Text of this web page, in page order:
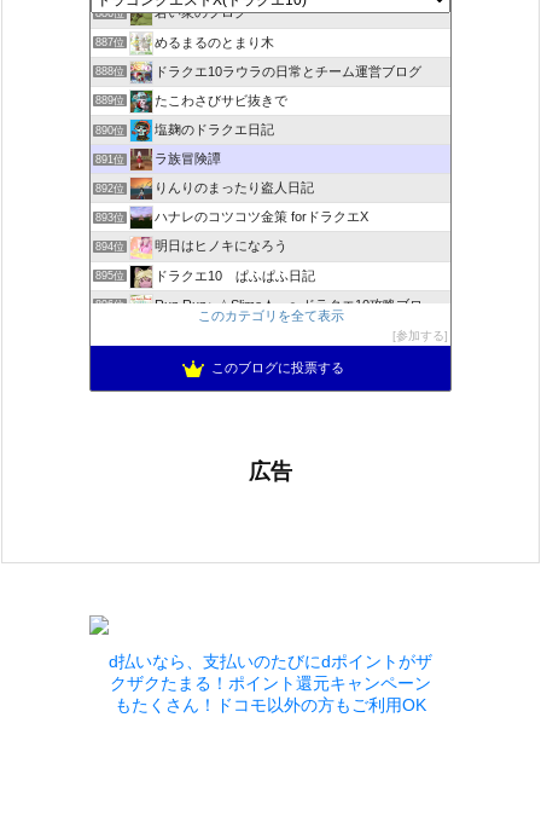
886位 若い衆のブログ
887位 めるまるのとまり木
888位 ドラクエ10ラウラの日常とチーム運営ブログ
889位 たこわさびサビ抜きで
890位 塩麹のドラクエ日記
891位 ラ族冒険譚
892位 りんりのまったり盗人日記
893位 ハナレのコツコツ金策 forドラクエX
894位 明日はヒノキになろう
895位 ドラクエ10 ぱふぱふ日記
896位 Run Run♪ ☆Slime★ 〜ドラクエ10攻略ブログ〜
不思議の国のドラクエ10ブログ2
このカテゴリを全て表示
参加する
このブログに投票する
広告
d払いなら、支払いのたびにdポイントがザ
クザクたまる！ポイント還元キャンペーン
もたくさん！ドコモ以外の方もご利用OK